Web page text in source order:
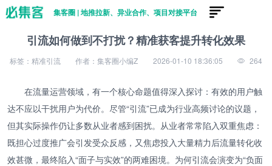
集客圈 | 地推拉新、异业合作、项目对接平台
引流如何做到不打扰？精准获客提升转化效果
标签：精准引流 作者：集客圈小编Z 2026-01-10 18:36:05 264
在流量运营领域，有一个核心命题值得深入探讨：有效的用户触
达不应以干扰用户为代价。尽管“引流”已成为行业高频讨论的议题，
但其实际操作仍让多数从业者感到困扰。从业者常常陷入双重焦虑：
既担心过度推广会引发受众反感，又焦虑投入大量精力后流量转化收
效甚微，最终陷入“面子与实效”的两难困境。为何引流会演变为“负面